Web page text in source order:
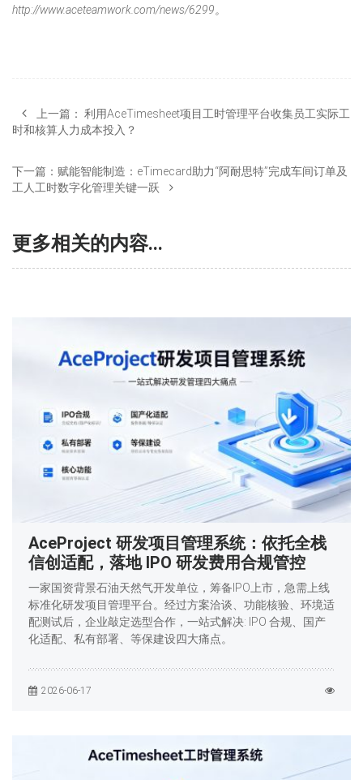
http://www.aceteamwork.com/news/6299。
上一篇： 利用AceTimesheet项目工时管理平台收集员工实际工
时和核算人力成本投入？
下一篇： 赋能智能制造：eTimecard助力“阿耐思特”完成车间订单及
工人工时数字化管理关键一跃
更多相关的内容...
AceProject 研发项目管理系统：依托全栈
信创适配，落地 IPO 研发费用合规管控
一家国资背景石油天然气开发单位，筹备IPO上市，急需上线
标准化研发项目管理平台。经过方案洽谈、功能核验、环境适
配测试后，企业敲定选型合作，一站式解决: IPO 合规、国产
化适配、私有部署、等保建设四大痛点。
2026-06-17